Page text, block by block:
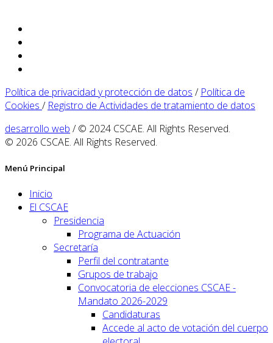
Política de privacidad y protección de datos / Política de
Cookies / Registro de Actividades de tratamiento de datos
desarrollo web / © 2024 CSCAE. All Rights Reserved.
© 2026 CSCAE. All Rights Reserved.
Menú Principal
Inicio
El CSCAE
Presidencia
Programa de Actuación
Secretaría
Perfil del contratante
Grupos de trabajo
Convocatoria de elecciones CSCAE -
Mandato 2026-2029
Candidaturas
Accede al acto de votación del cuerpo